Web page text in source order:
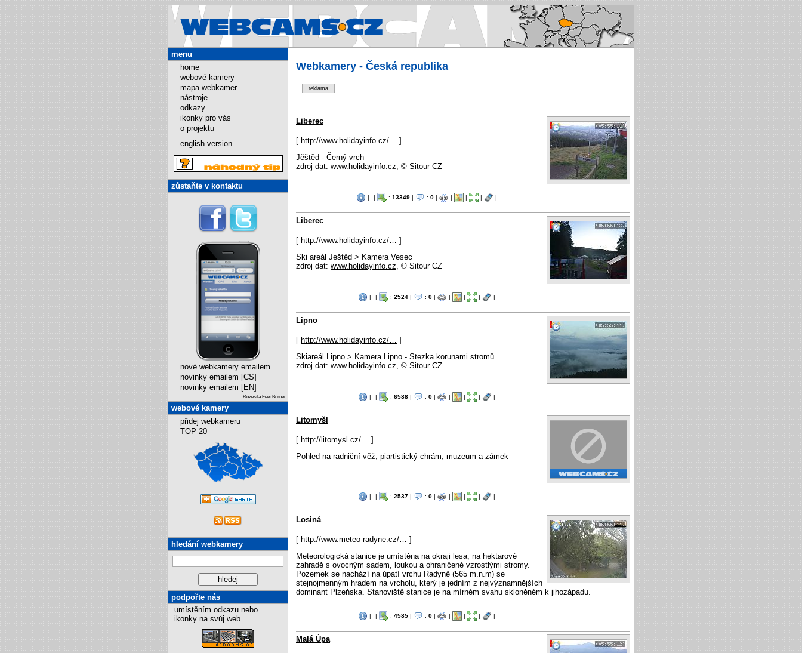
Webcams.cz - Webkamery v České republice
Webkamery - Česká republika
reklama
Liberec
[ http://www.holidayinfo.cz/…
]
Jěštěd - Černý vrch
zdroj dat: www.holidayinfo.cz , © Sitour CZ
| | : 13349| : 0| | | | |
Liberec
[ http://www.holidayinfo.cz/…
]
Ski areál Ještěd > Kamera Vesec
zdroj dat: www.holidayinfo.cz , © Sitour CZ
| | : 2524| : 0| | | | |
Lipno
[ http://www.holidayinfo.cz/…
]
Skiareál Lipno > Kamera Lipno - Stezka korunami stromů
zdroj dat: www.holidayinfo.cz , © Sitour CZ
| | : 6588| : 0| | | | |
Litomyšl
[ http://litomysl.cz/…
]
Pohled na radniční věž, piartistický chrám, muzeum a zámek
| | : 2537| : 0| | | | |
Losiná
[ http://www.meteo-radyne.cz/…
]
Meteorologická stanice je umístěna na okraji lesa, na hektarové
zahradě s ovocným sadem, loukou a ohraničené vzrostlými stromy.
Pozemek se nachází na úpatí vrchu Radyně (565 m.n.m) se
stejnojmenným hradem na vrcholu, který je jedním z nejvýznamnějších
dominant Plzeňska. Stanoviště stanice je na mírném svahu skloněném k jihozápadu.
| | : 4585| : 0| | | | |
Malá Úpa
menu
home
webové kamery
mapa webkamer
nástroje
odkazy
ikonky pro vás
o projektu
english version
zůstaňte v kontaktu
nové webkamery emailem
novinky emailem [CS]
novinky emailem [EN]
Rozesílá FeedBurner
webové kamery
přidej webkameru
TOP 20
hledání webkamery
podpořte nás
umístěním odkazu nebo
ikonky na svůj web